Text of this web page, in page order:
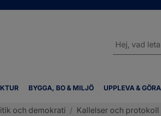
BYGGA, BO & MILJÖ UPPLEVA & GÖRA
webbplatsen
och demokrati / Kallelser och protokoll